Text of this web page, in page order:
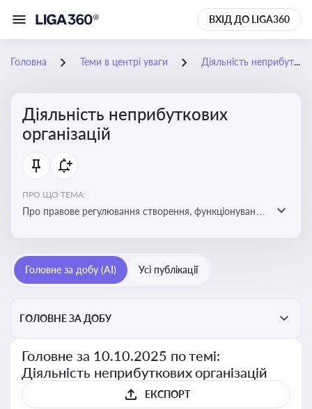
ВХІД ДО LIGA360
Головна Теми в центрі уваги Діяльність неприбуткових організацій
Діяльність неприбуткових
організацій
ПРО ЩО ТЕМА:
Про правове регулювання створення, функціонування
Головне за добу (AI) Усі публікації
ГОЛОВНЕ ЗА ДОБУ
Головне за 10.10.2025 по темі:
Діяльність неприбуткових організацій
ЕКСПОРТ